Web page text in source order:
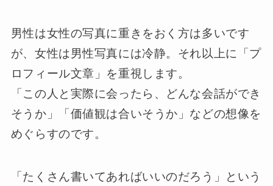
男性は女性の写真に重きをおく方は多いです
が、女性は男性写真には冷静。それ以上に「プ
ロフィール文章」を重視します。
「この人と実際に会ったら、どんな会話ができ
そうか」「価値観は合いそうか」などの想像を
めぐらすのです。
「たくさん書いてあればいいのだろう」という